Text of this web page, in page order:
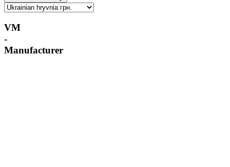
VM
-
Manufacturer